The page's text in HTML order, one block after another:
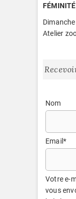
Atelier
Nom
Email*
Votre e-
vous